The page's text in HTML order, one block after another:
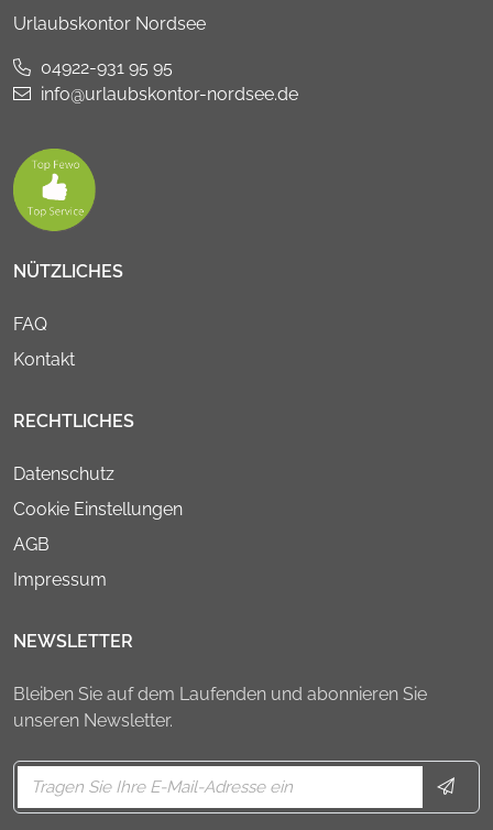
Urlaubskontor Nordsee
04922-931 95 95
info@urlaubskontor-nordsee.de
NÜTZLICHES
FAQ
Kontakt
RECHTLICHES
Datenschutz
Cookie Einstellungen
AGB
Impressum
NEWSLETTER
Bleiben Sie auf dem Laufenden und abonnieren Sie
unseren Newsletter.